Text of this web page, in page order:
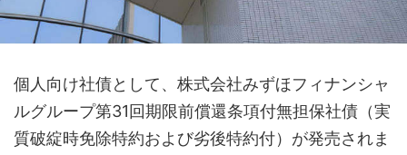
個人向け社債として、株式会社みずほフィナンシャ
ルグループ第31回期限前償還条項付無担保社債（実
質破綻時免除特約および劣後特約付）が発売されま